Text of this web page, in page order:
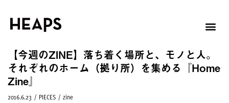
【今週のZINE】落ち着く場所と、モノと人。
それぞれのホーム（拠り所）を集める『Home
Zine』
2016.6.23 / PIECES / zine